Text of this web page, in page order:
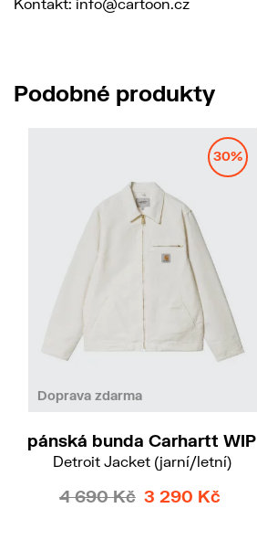
Podobné produkty
30%
Doprava zdarma
S
pánská bunda Carhartt WIP
Detroit Jacket (jarní/letní)
4 690 Kč 3 290 Kč